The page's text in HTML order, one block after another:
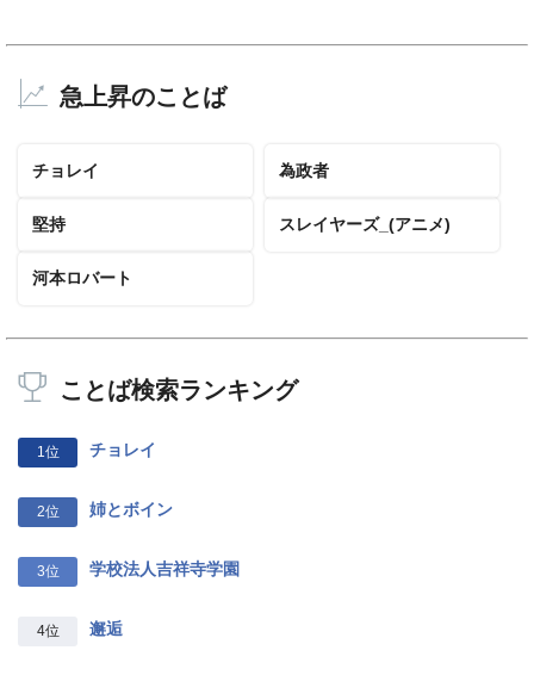
急上昇のことば
チョレイ 為政者
堅持 スレイヤーズ_(アニメ)
河本ロバート
ことば検索ランキング
1位 チョレイ
2位 姉とボイン
3位 学校法人吉祥寺学園
4位 邂逅